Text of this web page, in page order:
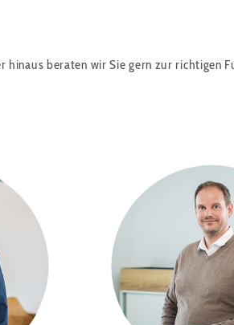
hinaus beraten wir Sie gern zur richtigen